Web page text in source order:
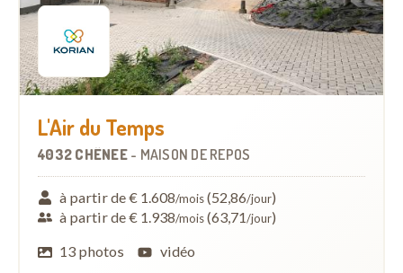
L'Air du Temps
4032 CHÊNEE - MAISON DE REPOS
à partir de € 1.608/mois(52,86/jour)
à partir de € 1.938/mois(63,71/jour)
13 photos
vidéo